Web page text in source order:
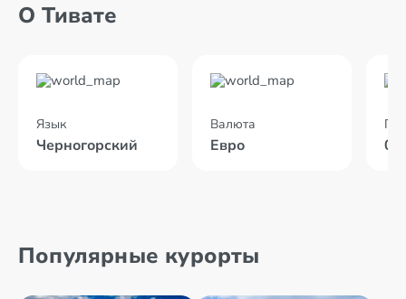
О Тивате
Язык
Черногорский
Валюта
Евро
Популярные курорты